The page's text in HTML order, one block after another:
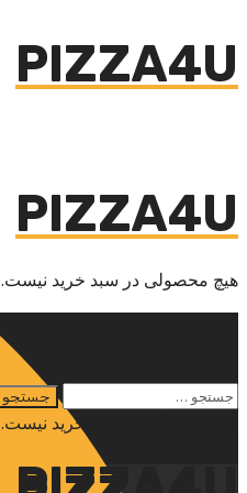
PIZZA4U
هیچ محصولی در سبد خرید نیست.
PIZZA4U
هیچ محصولی در سبد خرید نیست.